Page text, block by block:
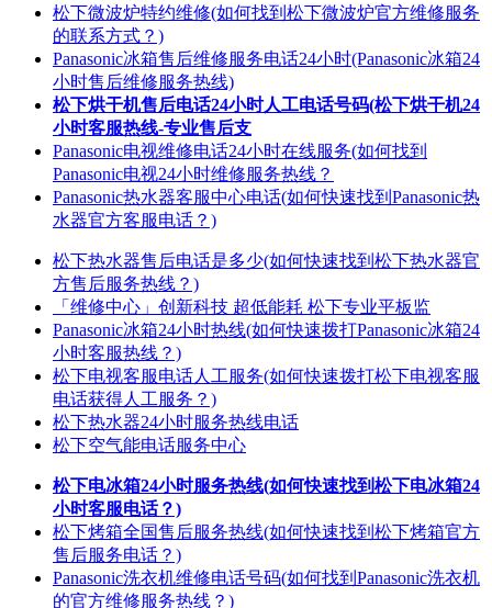
松下微波炉特约维修(如何找到松下微波炉官方维修服务
的联系方式？)
Panasonic冰箱售后维修服务电话24小时(Panasonic冰箱24
小时售后维修服务热线)
松下烘干机售后电话24小时人工电话号码(松下烘干机24
小时客服热线-专业售后支
Panasonic电视维修电话24小时在线服务(如何找到
Panasonic电视24小时维修服务热线？
Panasonic热水器客服中心电话(如何快速找到Panasonic热
水器官方客服电话？)
松下热水器售后电话是多少(如何快速找到松下热水器官
方售后服务热线？)
「维修中心」创新科技 超低能耗 松下专业平板监
Panasonic冰箱24小时热线(如何快速拨打Panasonic冰箱24
小时客服热线？)
松下电视客服电话人工服务(如何快速拨打松下电视客服
电话获得人工服务？)
松下热水器24小时服务热线电话
松下空气能电话服务中心
松下电冰箱24小时服务热线(如何快速找到松下电冰箱24
小时客服电话？)
松下烤箱全国售后服务热线(如何快速找到松下烤箱官方
售后服务电话？)
Panasonic洗衣机维修电话号码(如何找到Panasonic洗衣机
的官方维修服务热线？)